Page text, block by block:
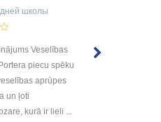
школы
Veselības
piecu spēku
aprūpes
un ļoti
kurā ir lieli ...